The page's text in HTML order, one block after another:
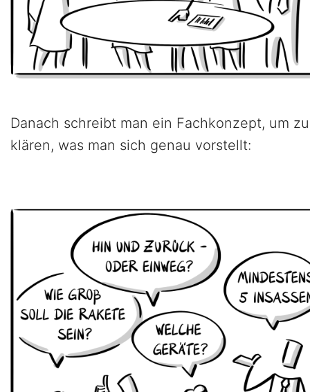
Danach schreibt man ein Fachkonzept, um zu
klären, was man sich genau vorstellt: